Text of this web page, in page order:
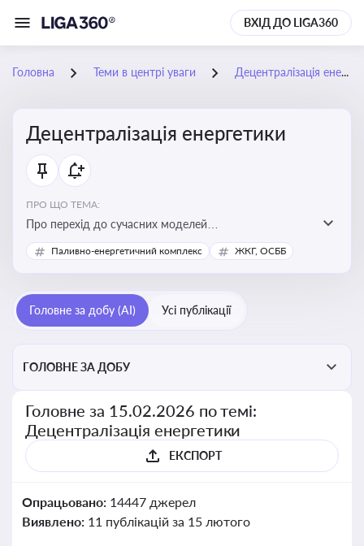
ВХІД ДО LIGA360
Головна Теми в центрі уваги Децентралізація енергетики
Децентралізація енергетики
ПРО ЩО ТЕМА:
Про перехід до сучасних моделей
енергозабезпечення, де виробництво електроенергії
здійснюється ближче до споживача. Це важливо для
втрат при транспортуванні енергії та стимулювання
розвитку відновлюваних джерел
Паливно-енергетичний комплекс ЖКГ, ОСББ
Головне за добу (AI) Усі публікації
ГОЛОВНЕ ЗА ДОБУ
Головне за 15.02.2026 по темі:
Децентралізація енергетики
ЕКСПОРТ
Опрацьовано: 14447 джерел
Виявлено: 11 публікацій за 15 лютого